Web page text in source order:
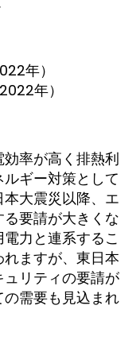
年）
年）
率が高く排熱利
ギー対策として
大震災以降、エ
要請が大きくな
力と連系するこ
ますが、東日本
リティの要請が
需要も見込まれ